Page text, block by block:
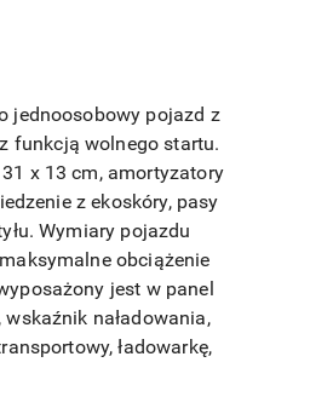
jednoosobowy pojazd z
funkcją wolnego startu.
x 13 cm, amortyzatory
z ekoskóry, pasy
Wymiary pojazdu
obciążenie
jest w panel
wskaźnik naładowania,
ładowarkę,